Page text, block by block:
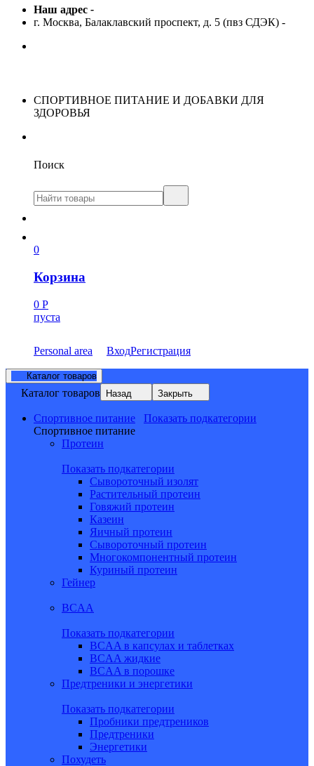
Наш адрес -
г. Москва, Балаклавский проспект, д. 5 (пвз СДЭК) -
СПОРТИВНОЕ ПИТАНИЕ И ДОБАВКИ ДЛЯ
ЗДОРОВЬЯ
Поиск
0
Корзина
0 Р
пуста
Personal area ВходРегистрация
Каталог товаров
Каталог товаров Назад Закрыть
Спортивное питание
Показать подкатегории
Спортивное питание
Протеин
Показать подкатегории
Сывороточный изолят
Растительный протеин
Говяжий протеин
Казеин
Яичный протеин
Сывороточный протеин
Многокомпонентный протеин
Куриный протеин
Гейнер
BCAA
Показать подкатегории
BCAA в капсулах и таблетках
BCAA жидкие
BCAA в порошке
Предтреники и энергетики
Показать подкатегории
Пробники предтреников
Предтреники
Энергетики
Похудеть